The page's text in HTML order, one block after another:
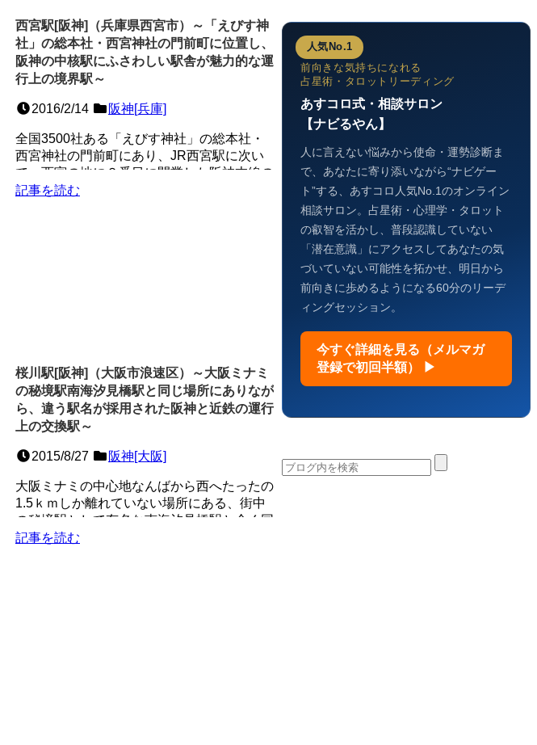
西宮駅[阪神]（兵庫県西宮市）～「えびす神
社」の総本社・西宮神社の門前町に位置し、
阪神の中核駅にふさわしい駅舎が魅力的な運
行上の境界駅～
2016/2/14 阪神[兵庫]
全国3500社ある「えびす神社」の総本社・
西宮神社の門前町にあり、JR西宮駅に次い
で、西宮の地に２番目に開業した阪神本線の
２面４線の高架駅。...
記事を読む
桜川駅[阪神]（大阪市浪速区）～大阪ミナミ
の秘境駅南海汐見橋駅と同じ場所にありなが
ら、違う駅名が採用された阪神と近鉄の運行
上の交換駅～
2015/8/27 阪神[大阪]
大阪ミナミの中心地なんばから西へたったの
1.5ｋｍしか離れていない場所にある、街中
の秘境駅として有名な南海汐見橋駅と全く同
じ場所に2009年...
記事を読む
人気No.1
前向きな気持ちになれる
占星術・タロットリーディング
あすコロ式・相談サロン
【ナビるやん】
人に言えない悩みから使命・運勢診断ま
で、あなたに寄り添いながら“ナビゲー
ト”する、あすコロ人気No.1のオンライン
相談サロン。占星術・心理学・タロット
の叡智を活かし、普段認識していない
「潜在意識」にアクセスしてあなたの気
づいていない可能性を拓かせ、明日から
前向きに歩めるようになる60分のリーデ
ィングセッション。
今すぐ詳細を見る（メルマガ
登録で初回半額） ▶